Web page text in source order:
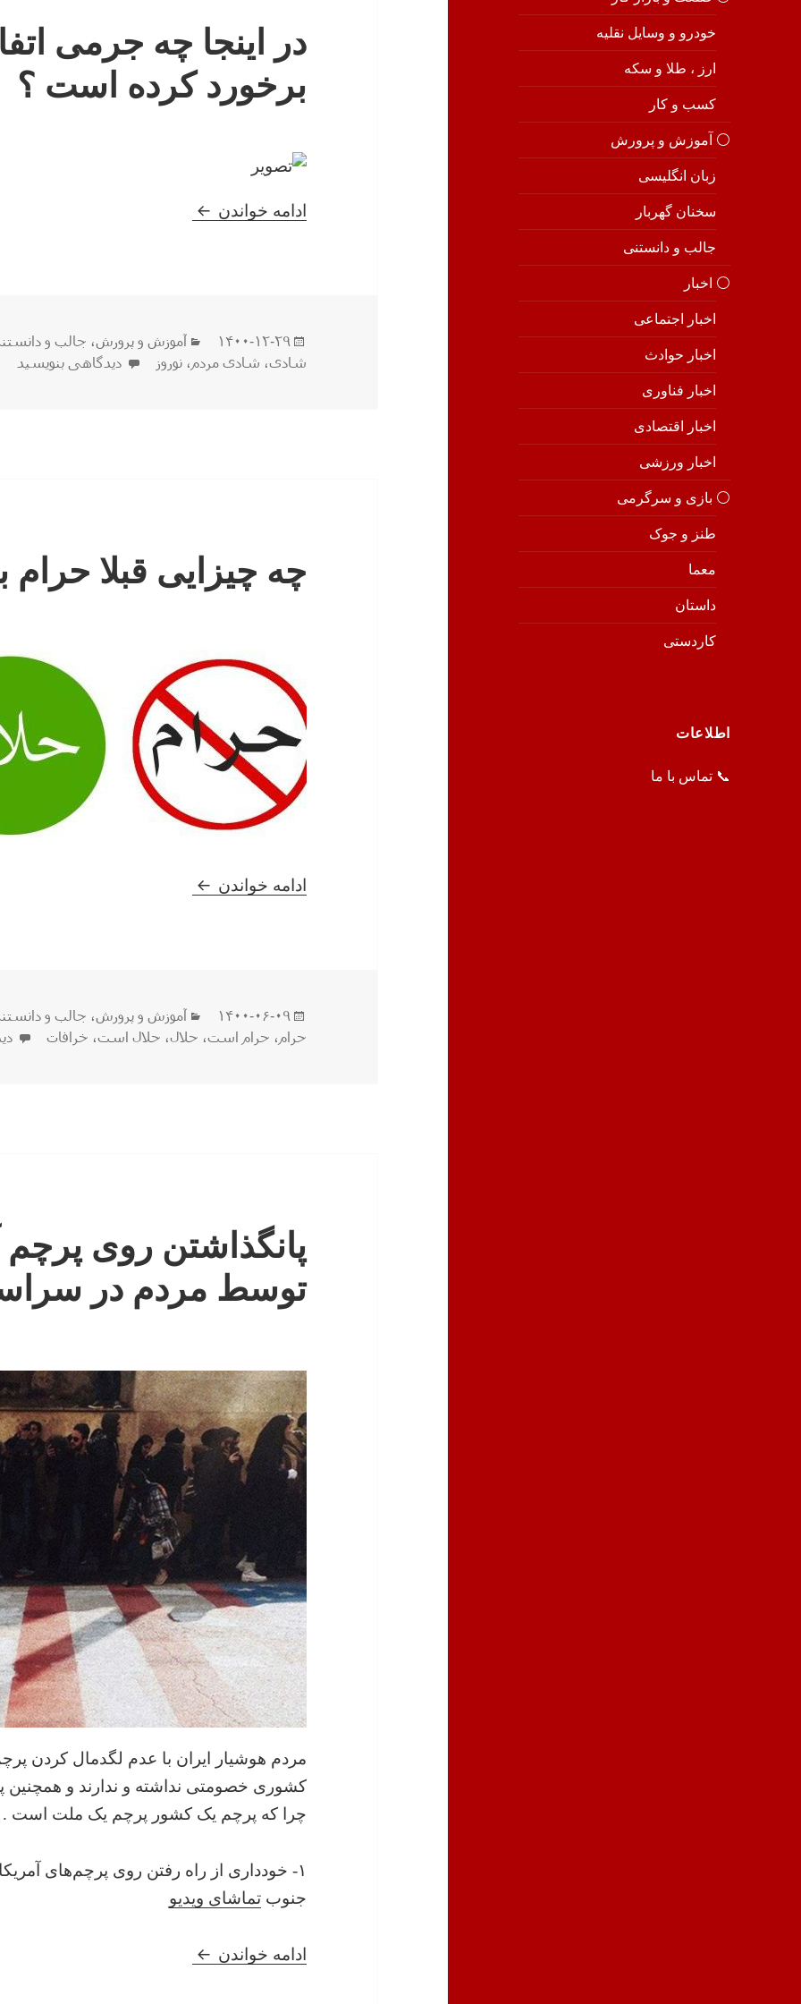
خودرو و وسایل نقلیه
ارز ، طلا و سکه
کسب و کار
⚪️ آموزش و پرورش
زبان انگلیسی
سخنان گهربار
جالب و دانستنی
⚪️ اخبار
اخبار اجتماعی
اخبار حوادث
اخبار فناوری
اخبار اقتصادی
اخبار ورزشی
⚪️ بازی و سرگرمی
طنز و جوک
معما
داستان
کاردستی
اطلاعات
📞 تماس با ما
در اینجا چه جرمی
برخورد کرده است ؟
ادامه خواندن در اینجا چه جرمی اتفاق
ارسال
شده
۱۴۰۰-۱۲-۲۹ دسته‌ها
آموزش و پرورش، جالب و
شادی، شادی مردم ،نوروز برای در اینجا چه
دیدگاهی بنویسید
چه چیزایی قبلا حرام
ادامه خواندن چه چیزایی قبلا حرام بود !!
ارسال
شده
۱۴۰۰-۰۶-۰۹ دسته‌ها
آموزش و پرورش، جالب و
حرام ، حرام است، حلال، حلال است، خرافات
پانگذاشتن روی پرچم
توسط مردم در
مردم هوشیار ایران با عدم لگدمال کردن
کشوری خصومتی نداشته و ندارند و
چرا که پرچم یک کشور پرچم یک ملت است .
۱- خودداری از راه رفتن روی پرچم‌های
جنوبتماشای ویدیو
ادامه خواندن پانگذاشتن روی پرچم